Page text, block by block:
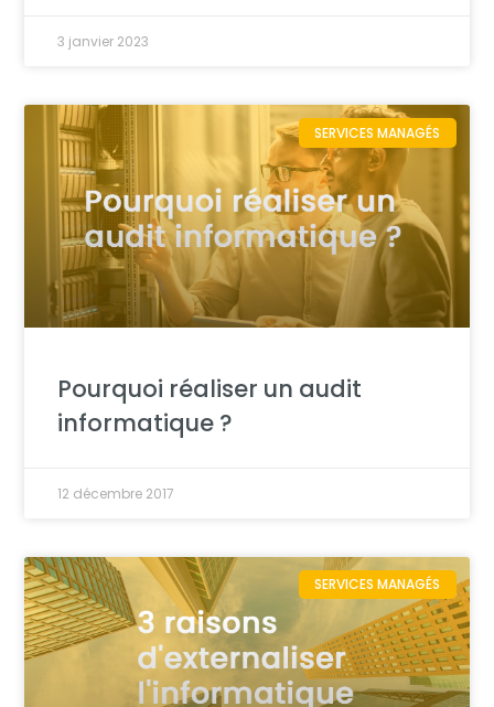
3 janvier 2023
SERVICES MANAGÉS
Pourquoi réaliser un audit
informatique ?
12 décembre 2017
SERVICES MANAGÉS